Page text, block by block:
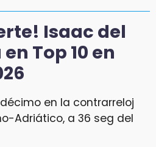
Isaac del
Top 10 en
en la contrarreloj
Adriático, a 36 seg del